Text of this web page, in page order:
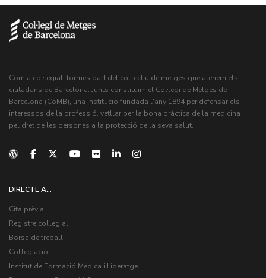
Com a col·legiat, formes part del col·lectiu de metges que atenem els
ciutadans de Barcelona. Junts constituïm el Col·legi de Metges de
Barcelona (CoMB), una institució fundada l'any 1894 per defensar els
interessos de la professió, vetllar per la bona pràctica de la medicina i
pel dret de les persones a la protecció de la seva salut.
DIRECTE A...
Cita prèvia
Registre col·legial
Borsa de treball
Col·legiació
Institut de Formació Mèdica i Lideratge